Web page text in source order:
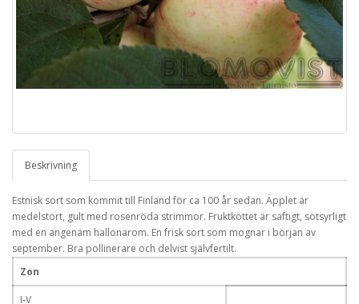
Beskrivning
Estnisk sort som kommit till Finland för ca 100 år sedan. Äpplet är
medelstort, gult med rosenröda strimmor. Fruktköttet är saftigt, sötsyrligt
med en angenäm hallonarom. En frisk sort som mognar i början av
september. Bra pollinerare och delvist självfertilt.
Zon
I-V